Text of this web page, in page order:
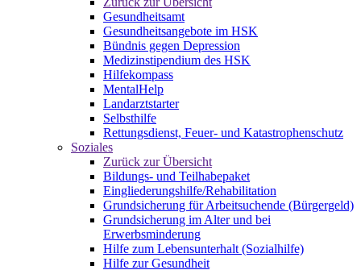
Gesundheitsamt
Gesundheitsangebote im HSK
Bündnis gegen Depression
Medizinstipendium des HSK
Hilfekompass
MentalHelp
Landarztstarter
Selbsthilfe
Rettungsdienst, Feuer- und Katastrophenschutz
Soziales
Zurück zur Übersicht
Bildungs- und Teilhabepaket
Eingliederungshilfe/Rehabilitation
Grundsicherung für Arbeitsuchende (Bürgergeld)
Grundsicherung im Alter und bei
Erwerbsminderung
Hilfe zum Lebensunterhalt (Sozialhilfe)
Hilfe zur Gesundheit